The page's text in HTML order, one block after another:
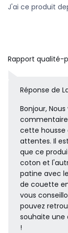
J'ai ce produit
Rapport qualité-
Réponse de
Bonjour,
cette housse
attentes. Il
que ce
coton et
patine avec
de couette
vous
pouvez
souhaite une
!